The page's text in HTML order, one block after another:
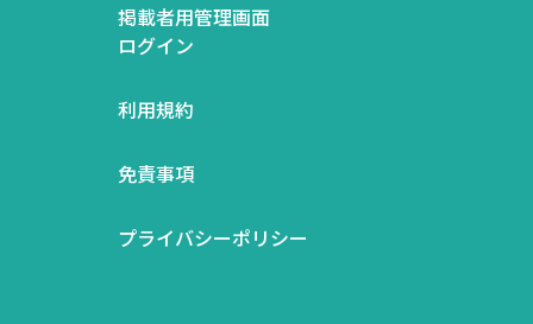
掲載者用管理画面
ログイン
利用規約
免責事項
プライバシーポリシー